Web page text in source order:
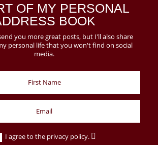
OF MY PERSONAL
BOOK
you more great posts, but I'll also share
personal life that you won't find on social
media.
I agree to the privacy policy.